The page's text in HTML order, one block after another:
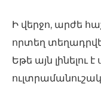
Ի վերջո, արժե
որտեղ
Եթե ​​այն